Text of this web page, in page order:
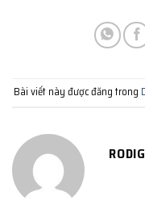
Bài viết này được đăng trong